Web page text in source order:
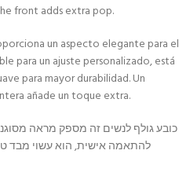
front adds extra pop.
un aspecto elegante para el
para un ajuste personalizado, está
para mayor durabilidad. Un
añade un toque extra.
כובע גולף לנשים זה מספק מראה
להתאמה אישית, הוא עשוי מבד